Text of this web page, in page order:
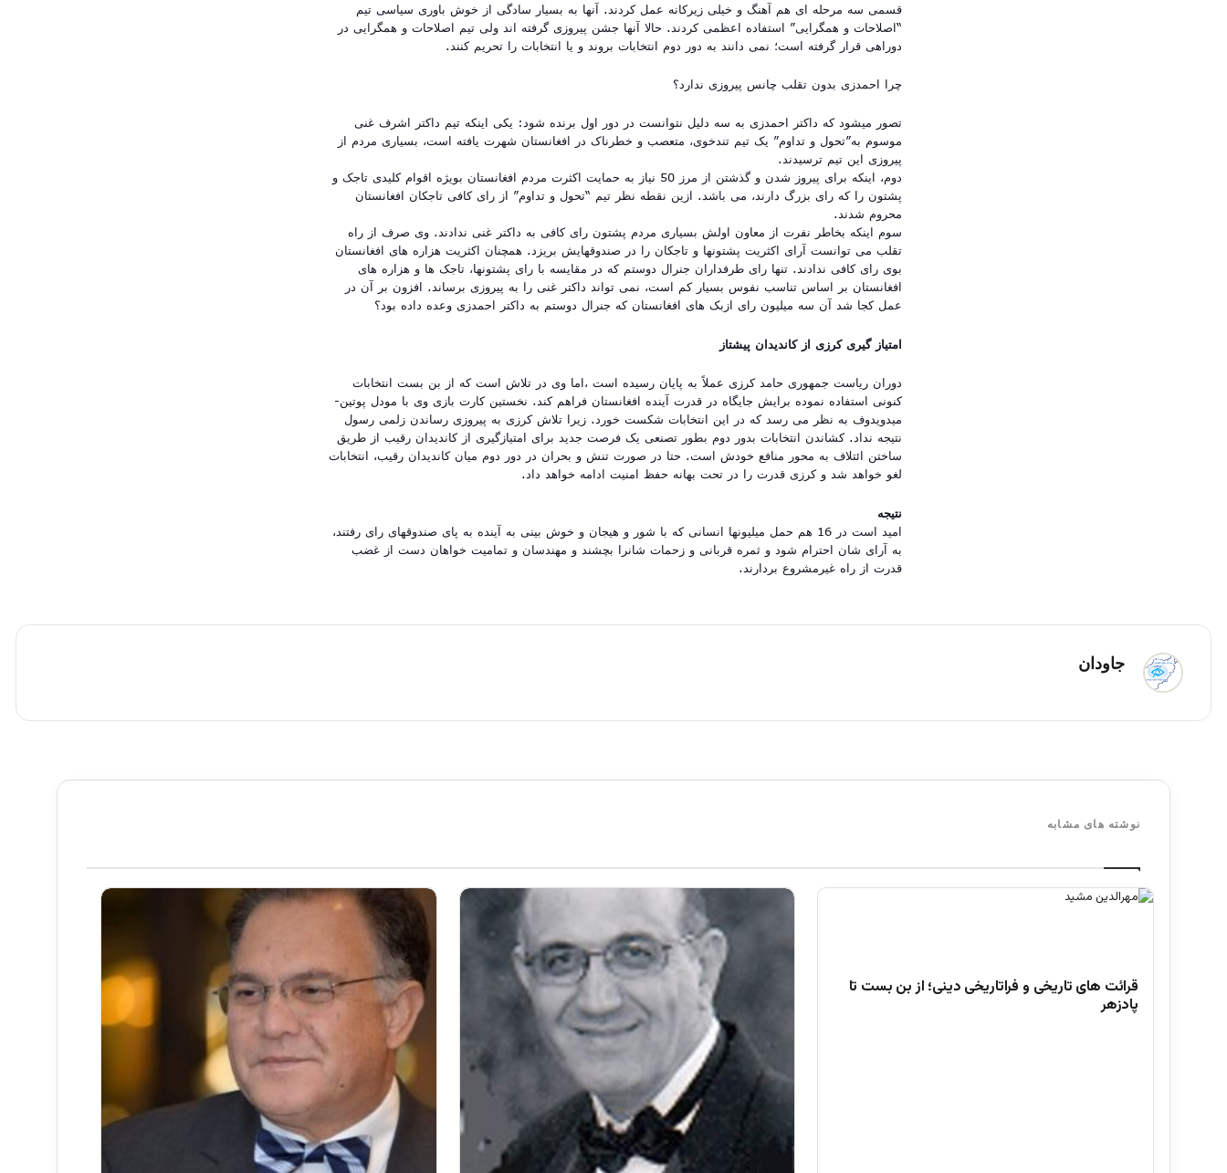
قسمی سه مرحله ای هم آهنگ و خیلی زیرکانه عمل کردند. آنها به بسیار سادگی از خوش باوری سیاسی تیم
“اصلاحات و همگرایی” استفاده اعظمی کردند. حالا آنها جشن پیروزی گرفته اند ولی تیم اصلاحات و همگرایی در
دوراهی قرار گرفته است؛ نمی دانند به دور دوم انتخابات بروند و یا انتخابات را تحریم کنند.
چرا احمدزی بدون تقلب چانس پیروزی ندارد؟
تصور میشود که داکتر احمدزی به سه دلیل نتوانست در دور اول برنده شود: یکی اینکه تیم داکتر اشرف غنی
موسوم به”تحول و تداوم” یک تیم تندخوی، متعصب و خطرناک در افغانستان شهرت یافته است، بسیاری مردم از
پیروزی این تیم ترسیدند.
دوم، اینکه برای پیروز شدن و گذشتن از مرز 50 نیاز به حمایت اکثرت مردم افغانستان بویژه اقوام کلیدی تاجک و
پشتون را که رای بزرگ دارند، می باشد. ازین نقطه نظر تیم “تحول و تداوم” از رای کافی تاجکان افغانستان
محروم شدند.
سوم اینکه بخاطر نفرت از معاون اولش بسیاری مردم پشتون رای کافی به داکتر غنی ندادند. وی صرف از راه
تقلب می توانست آرای اکثریت پشتونها و تاجکان را در صندوقهایش بریزد. همچنان اکثریت هزاره های افغانستان
بوی رای کافی ندادند. تنها رای طرفداران جنرال دوستم که در مقایسه با رای پشتونها، تاجک ها و هزاره های
افغانستان بر اساس تناسب نفوس بسیار کم است، نمی تواند داکتر غنی را به پیروزی برساند. افزون بر آن در
عمل کجا شد آن سه میلیون رای ازبک های افغانستان که جنرال دوستم به داکتر احمدزی وعده داده بود؟
امتیاز گیری کرزی از کاندیدان پیشتاز
دوران ریاست جمهوری حامد کرزی عملاً به پایان رسیده است ،اما وی در تلاش است که از بن بست انتخابات
کنونی استفاده نموده برایش جایگاه در قدرت آینده افغانستان فراهم کند. نخستین کارت بازی وی با مودل پوتین-
میدویدوف به نظر می رسد که در این انتخابات شکست خورد. زیرا تلاش کرزی به پیروزی رساندن زلمی رسول
نتیجه نداد. کشاندن انتخابات بدور دوم بطور تصنعی یک فرصت جدید برای امتیازگیری از کاندیدان رقیب از طریق
ساختن ائتلاف به محور منافع خودش است. حتا در صورت تنش و بحران در دور دوم میان کاندیدان رقیب، انتخابات
لغو خواهد شد و کرزی قدرت را در تحت بهانه حفظ امنیت ادامه خواهد داد.
نتیجه
امید است در 16 هم حمل میلیونها انسانی که با شور و هیجان و خوش بینی به آینده به پای صندوقهای رای رفتند،
به آرای شان احترام شود و ثمره قربانی و زحمات شانرا بچشند و مهندسان و تمامیت خواهان دست از غضب
قدرت از راه غیرمشروع بردارند.
جاودان
نوشته های مشابه
قرائت های تاریخی و فراتاریخی دینی؛ از بن بست تا
پادزهر